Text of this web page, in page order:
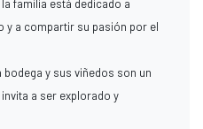
familia está dedicado a
y a compartir su pasión por el
bodega y sus viñedos son un
a ser explorado y